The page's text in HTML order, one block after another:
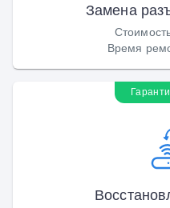
Замена
Время